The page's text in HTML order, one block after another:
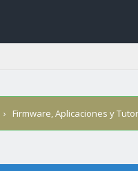
› Firmware, Aplicaciones y